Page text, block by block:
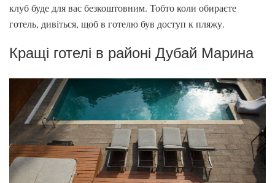
клуб буде для вас безкоштовним. Тобто коли обираєте
готель, дивіться, щоб в готелю був доступ к пляжу.
Кращі готелі в районі Дубай Марина